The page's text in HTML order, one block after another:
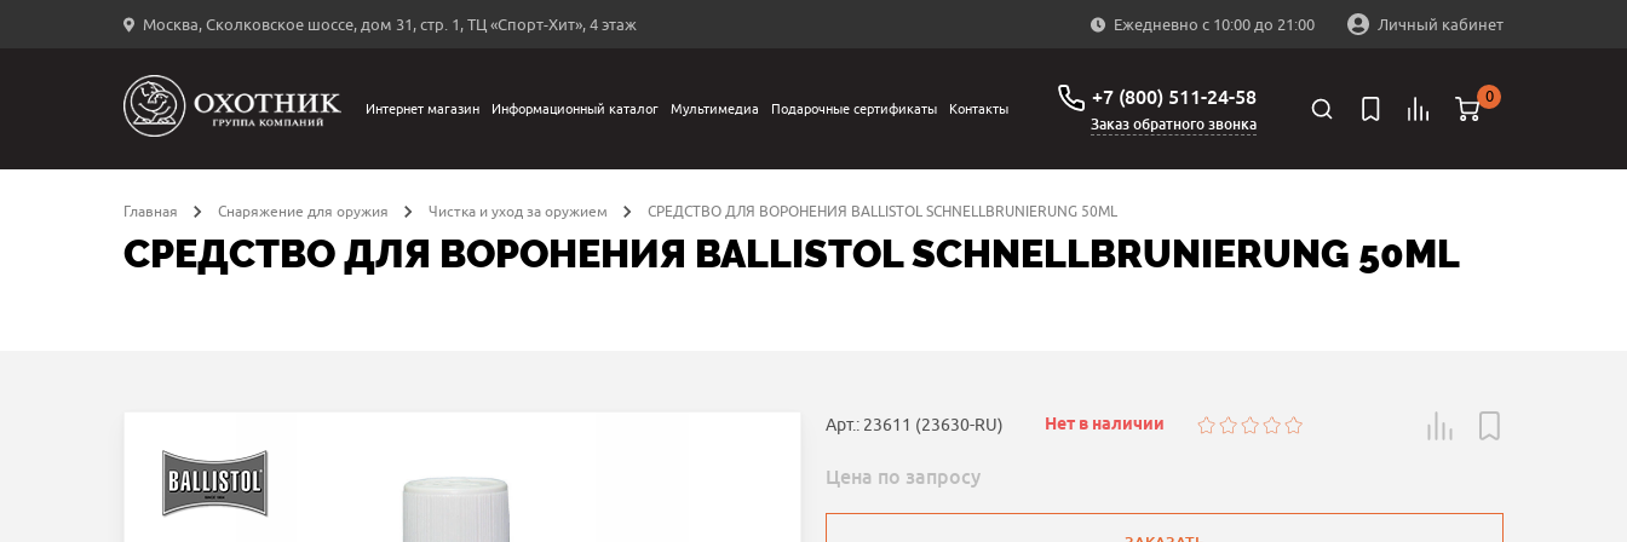
Москва, Сколковское шоссе, дом 31, стр. 1, ТЦ «Спорт-Хит», 4 этаж Ежедневно с 10:00 до 21:00 Личный кабинет
←
Интернет магазин Информационный каталог Мультимедиа Подарочные сертификаты Контакты +7 (800) 511-24-58
Заказ обратного звонка
0
Главная Снаряжение для оружия Чистка и уход за оружием СРЕДСТВО ДЛЯ ВОРОНЕНИЯ BALLISTOL SCHNELLBRUNIERUNG 50ML
СРЕДСТВО ДЛЯ ВОРОНЕНИЯ BALLISTOL SCHNELLBRUNIERUNG 50ML
Арт.: 23611 (23630-RU) Нет в наличии
Цена по запросу